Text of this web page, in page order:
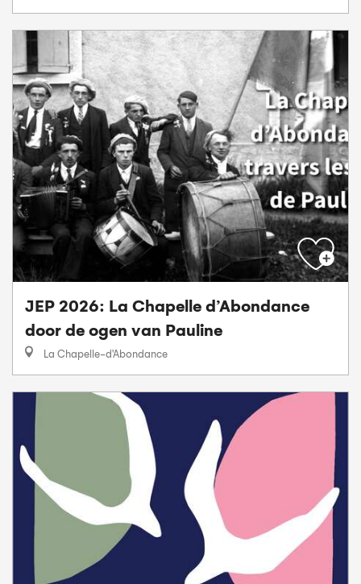
JEP 2026: La Chapelle d’Abondance
door de ogen van Pauline
La Chapelle-d'Abondance